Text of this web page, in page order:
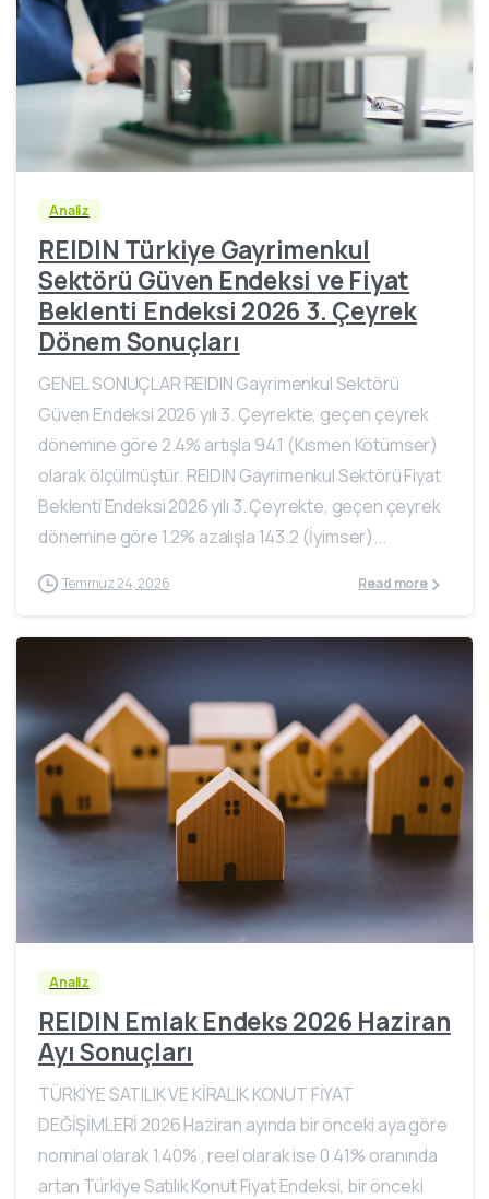
Analiz
REIDIN Türkiye Gayrimenkul
Sektörü Güven Endeksi ve Fiyat
Beklenti Endeksi 2026 3. Çeyrek
Dönem Sonuçları
GENEL SONUÇLAR REIDIN Gayrimenkul Sektörü
Güven Endeksi 2026 yılı 3. Çeyrekte, geçen çeyrek
dönemine göre 2.4% artışla 94.1 (Kısmen Kötümser)
olarak ölçülmüştür. REIDIN Gayrimenkul Sektörü Fiyat
Beklenti Endeksi 2026 yılı 3. Çeyrekte, geçen çeyrek
dönemine göre 1.2% azalışla 143.2 (İyimser)...
Temmuz 24, 2026 Read more
Analiz
REIDIN Emlak Endeks 2026 Haziran
Ayı Sonuçları
TÜRKİYE SATILIK VE KİRALIK KONUT FİYAT
DEĞİŞİMLERİ 2026 Haziran ayında bir önceki aya göre
nominal olarak 1.40% , reel olarak ise 0.41% oranında
artan Türkiye Satılık Konut Fiyat Endeksi, bir önceki